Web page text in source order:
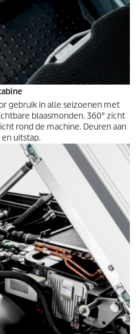
gebruik in alle seizoenen met
blaasmonden. 360° zicht
rond de machine. Deuren aan
uitstap.